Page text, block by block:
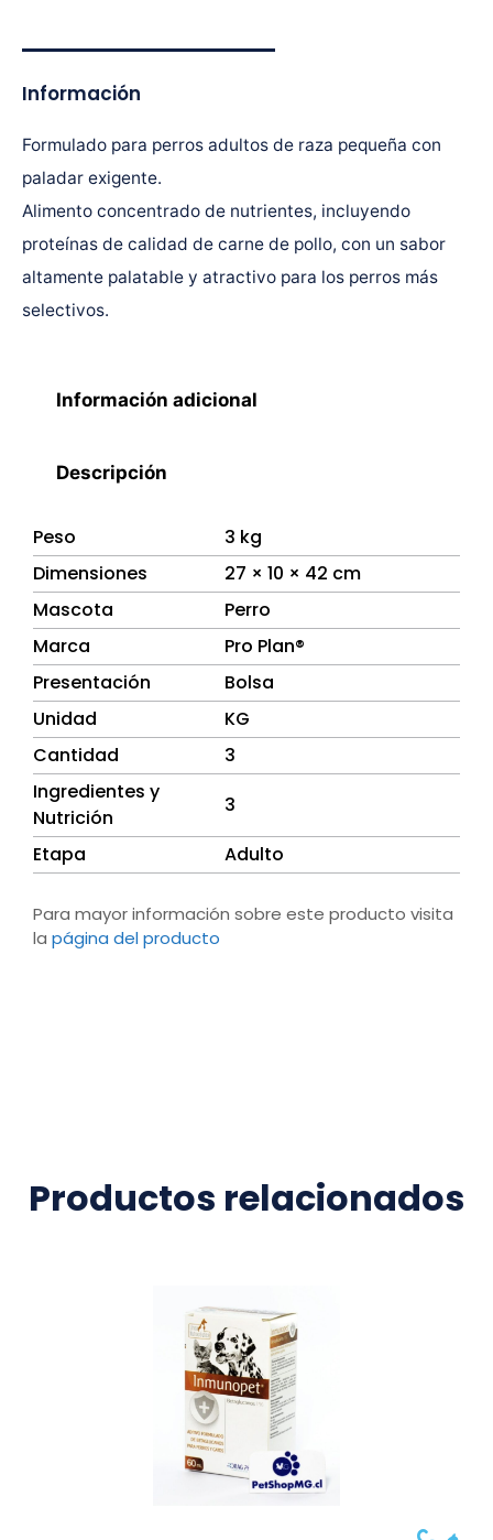
Información
Formulado para perros adultos de raza pequeña con
paladar exigente.
Alimento concentrado de nutrientes, incluyendo
proteínas de calidad de carne de pollo, con un sabor
altamente palatable y atractivo para los perros más
selectivos.
Información adicional
Descripción
Peso
3 kg
Dimensiones
27 × 10 × 42 cm
Mascota
Perro
Marca
Pro Plan®
Presentación
Bolsa
Unidad
KG
Cantidad
3
Ingredientes y
Nutrición
3
Etapa
Adulto
Para mayor información sobre este producto visita
la página del producto
Productos relacionados